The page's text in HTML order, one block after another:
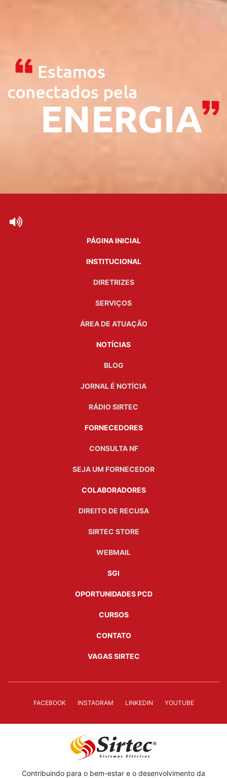
PÁGINA INICIAL
INSTITUCIONAL
DIRETRIZES
SERVIÇOS
ÁREA DE ATUAÇÃO
NOTÍCIAS
BLOG
JORNAL É NOTÍCIA
RÁDIO SIRTEC
FORNECEDORES
CONSULTA NF
SEJA UM FORNECEDOR
COLABORADORES
DIREITO DE RECUSA
SIRTEC STORE
WEBMAIL
SGI
OPORTUNIDADES PCD
CURSOS
CONTATO
VAGAS SIRTEC
FACEBOOK INSTAGRAM LINKEDIN YOUTUBE
Contribuindo para o bem-estar e o desenvolvimento da